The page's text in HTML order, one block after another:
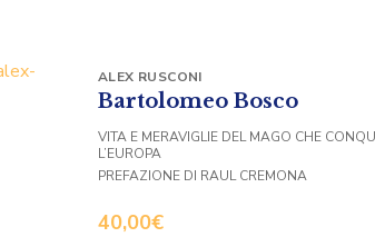
Bartolomeo Bosco
40,00€
ALEX RUSCONI
VITA E MERAVIGLIE DEL MAGO CHE
L’EUROPA
PREFAZIONE DI RAUL CREMONA